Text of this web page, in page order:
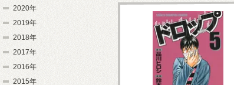
2020年
2019年
2018年
2017年
2016年
2015年